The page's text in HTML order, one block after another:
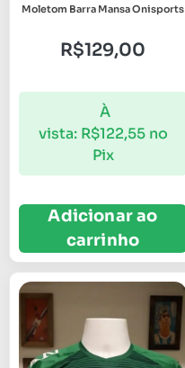
Moletom Barra Mansa Onisports
R$129,00
À
vista: R$122,55 no
Pix
Adicionar ao
carrinho